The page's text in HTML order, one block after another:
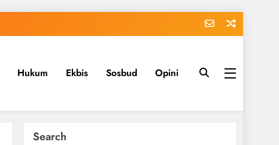
Hukum Ekbis Sosbud Opini
Search